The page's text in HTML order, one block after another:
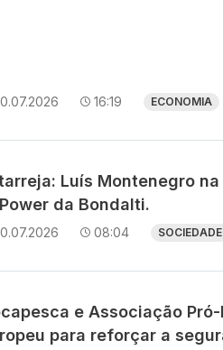
16:19 ECONOMIA
Luís Montenegro
da Bondalti.
08:04 SOCIEDADE
e Associação
para reforçar a